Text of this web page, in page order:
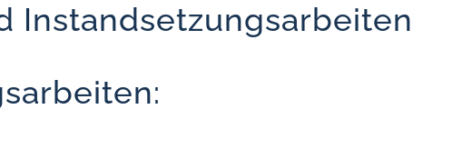
Instandsetzungsarbeiten